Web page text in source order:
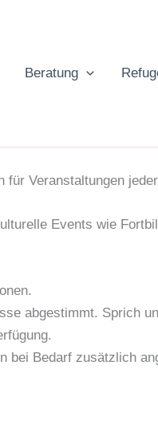
Beratung
Veranstaltungen
Events wie
abgestimmt. Sprich
bei Bedarf zusätzlich